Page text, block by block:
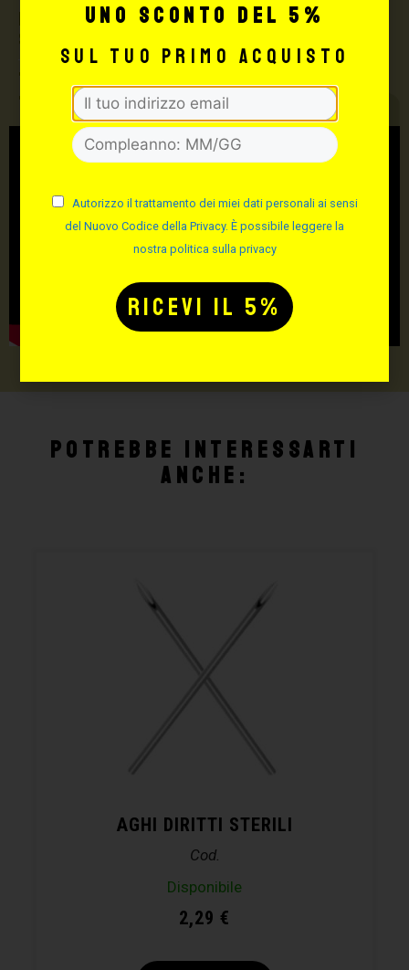
Max Signorello Tattoo
Supply
TUTTO PER IL TUO
TATTOO STUDIO
Potrebbe interessarti
anche:
AGHI DIRITTI STERILI
Cod.
Disponibile
2,29 €
uno sconto del 5%
sul tuo primo acquisto
Autorizzo il trattamento dei miei dati personali ai sensi
del Nuovo Codice della Privacy. È possibile leggere la
nostra politica sulla privacy